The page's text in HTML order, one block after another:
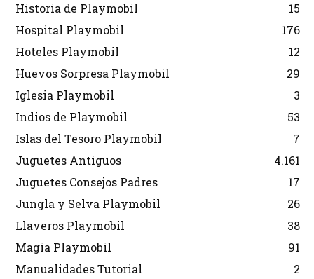
Historia de Playmobil
15
Hospital Playmobil
176
Hoteles Playmobil
12
Huevos Sorpresa Playmobil
29
Iglesia Playmobil
3
Indios de Playmobil
53
Islas del Tesoro Playmobil
7
Juguetes Antiguos
4.161
Juguetes Consejos Padres
17
Jungla y Selva Playmobil
26
Llaveros Playmobil
38
Magia Playmobil
91
Manualidades Tutorial
2